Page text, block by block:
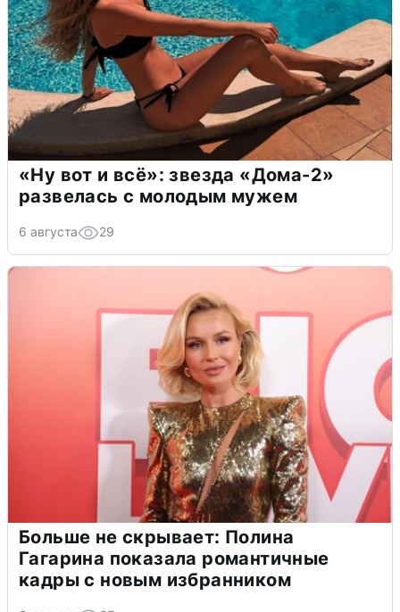
«Ну вот и всё»: звезда «Дома-2»
развелась с молодым мужем
6 августа 29
Больше не скрывает: Полина
Гагарина показала романтичные
кадры с новым избранником